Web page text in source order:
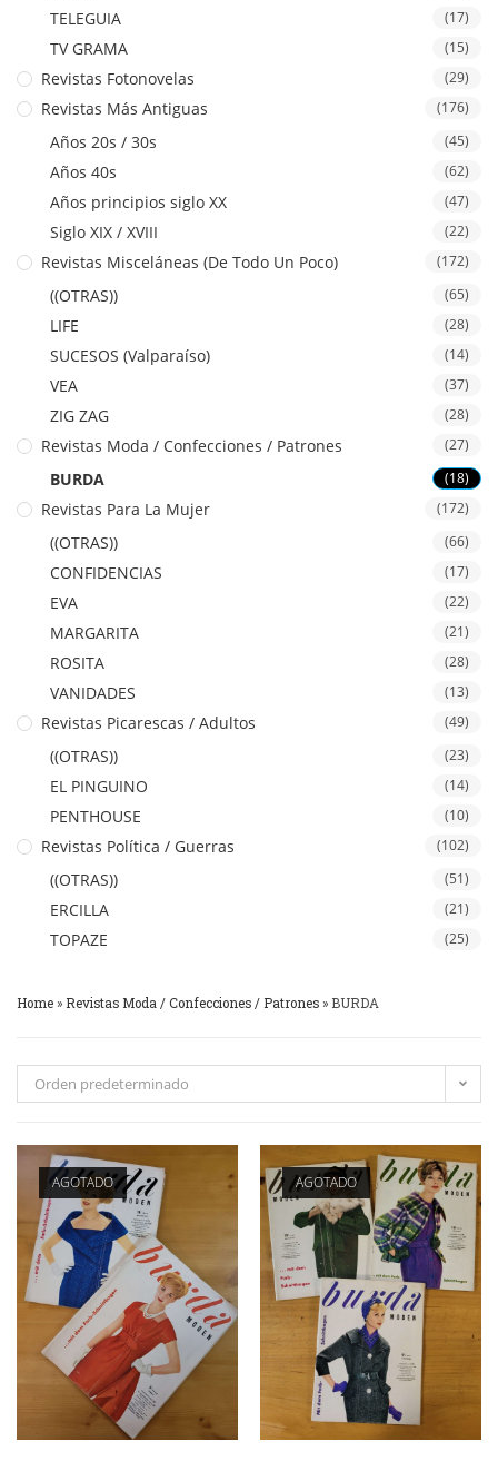
TELEGUIA (17)
TV GRAMA (15)
Revistas Fotonovelas (29)
Revistas Más Antiguas (176)
Años 20s / 30s (45)
Años 40s (62)
Años principios siglo XX (47)
Siglo XIX / XVIII (22)
Revistas Misceláneas (De Todo Un Poco) (172)
((OTRAS)) (65)
LIFE (28)
SUCESOS (Valparaíso) (14)
VEA (37)
ZIG ZAG (28)
Revistas Moda / Confecciones / Patrones (27)
BURDA (18)
Revistas Para La Mujer (172)
((OTRAS)) (66)
CONFIDENCIAS (17)
EVA (22)
MARGARITA (21)
ROSITA (28)
VANIDADES (13)
Revistas Picarescas / Adultos (49)
((OTRAS)) (23)
EL PINGUINO (14)
PENTHOUSE (10)
Revistas Política / Guerras (102)
((OTRAS)) (51)
ERCILLA (21)
TOPAZE (25)
Home » Revistas Moda / Confecciones / Patrones » BURDA
Orden predeterminado
AGOTADO AGOTADO